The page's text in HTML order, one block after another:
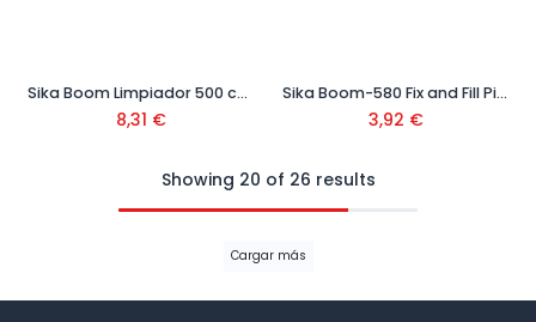
Sika Boom Limpiador 500 cm3
8,31 €
Sika Boom-580 Fix and Fill Pistola 750 cm3
3,92 €
Showing 20 of 26 results
Cargar más